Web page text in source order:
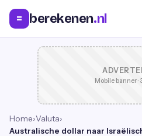
= berekenen.nl
Mobile banner ·
Home›Valuta›
Australische dollar naar